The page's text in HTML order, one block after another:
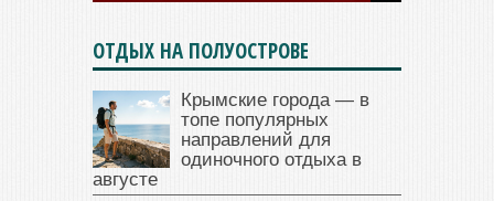
ОТДЫХ НА ПОЛУОСТРОВЕ
Крымские города — в
топе популярных
направлений для
одиночного отдыха в
августе